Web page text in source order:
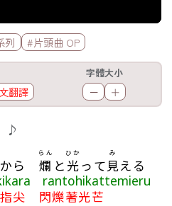
列 #片頭曲 OP
翻譯
字體大小
－ ＋
♪
から 爛
らん
と 光
ひか
って見
み
える
rantohikattemieru
尖 閃爍著光芒